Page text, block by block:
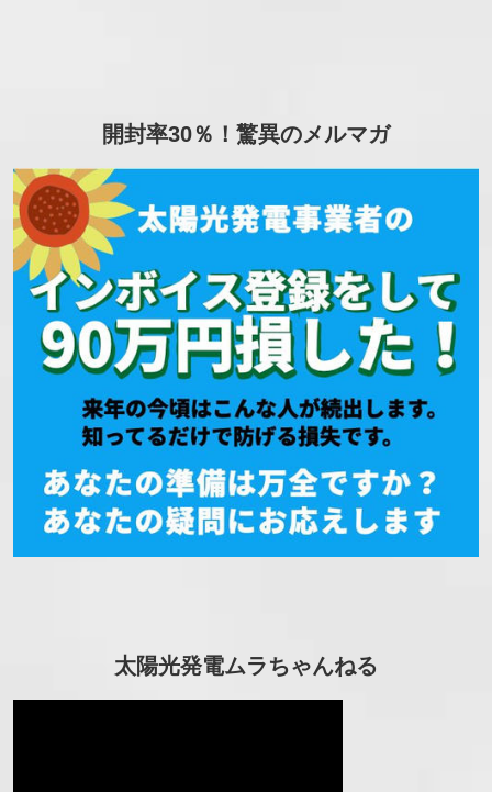
開封率30％！驚異のメルマガ
太陽光発電ムラちゃんねる